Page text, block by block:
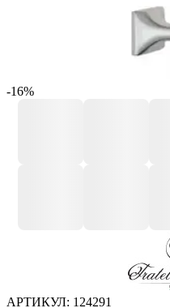
-16%
АРТИКУЛ: 124291